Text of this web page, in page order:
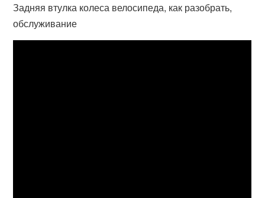
Задняя втулка колеса велосипеда, как разобрать,
обслуживание